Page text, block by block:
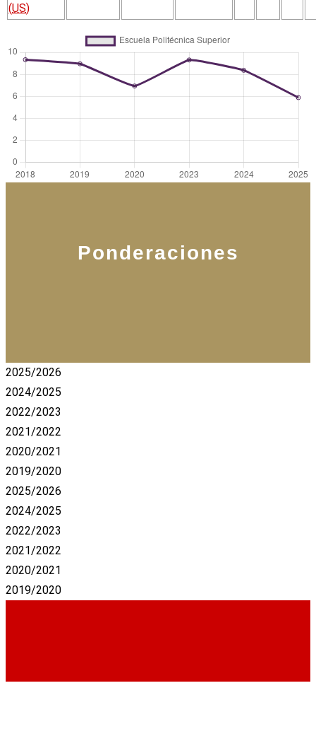
(US)
Ponderaciones
2025/2026
2024/2025
2022/2023
2021/2022
2020/2021
2019/2020
2025/2026
2024/2025
2022/2023
2021/2022
2020/2021
2019/2020